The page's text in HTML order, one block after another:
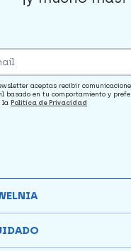
aceptas recibir
basado en tu comportamiento y
la Política de Privacidad